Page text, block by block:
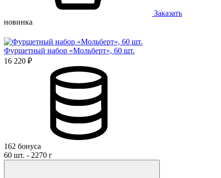
Заказать
новинка
Фуршетный набор «Мольберт», 60 шт.
16 220 ₽
162 бонуса
60 шт. - 2270 г